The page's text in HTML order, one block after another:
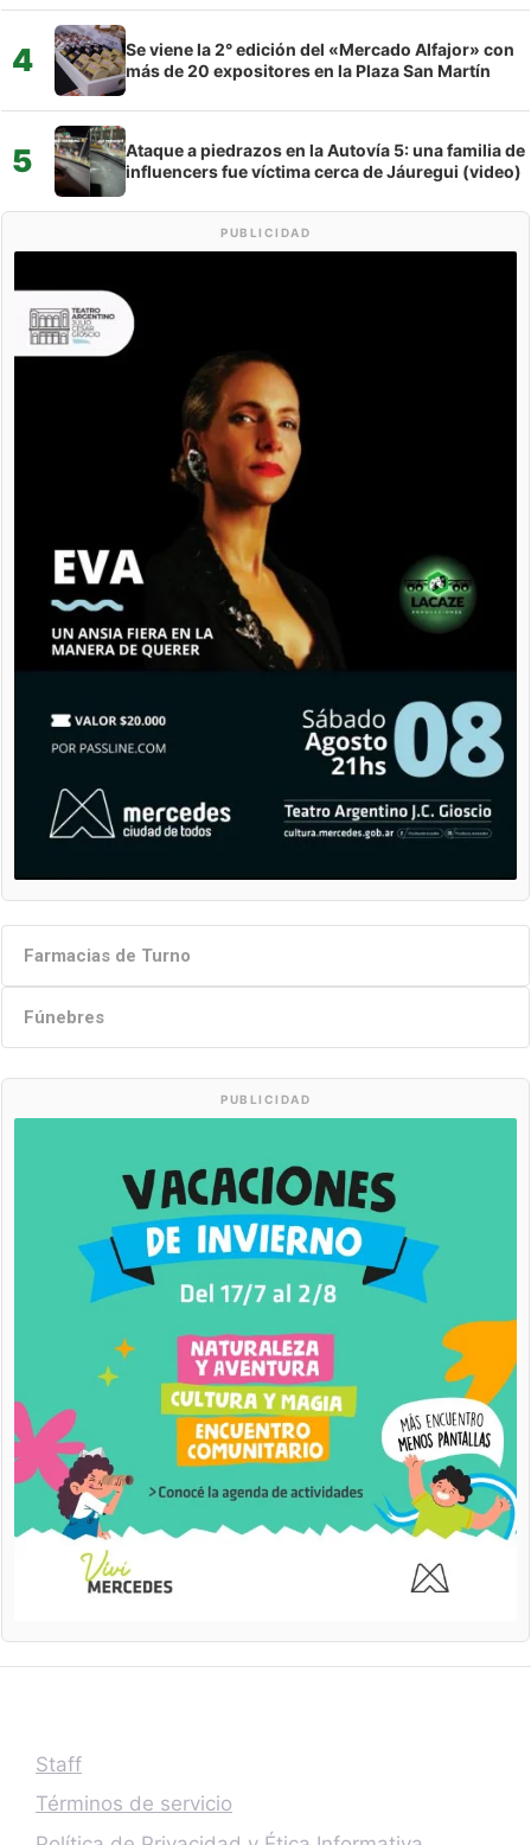
4
Se viene la 2° edición del «Mercado Alfajor» con
más de 20 expositores en la Plaza San Martín
5
Ataque a piedrazos en la Autovía 5: una familia de
influencers fue víctima cerca de Jáuregui (video)
PUBLICIDAD
Farmacias de Turno
Fúnebres
PUBLICIDAD
Staff
Términos de servicio